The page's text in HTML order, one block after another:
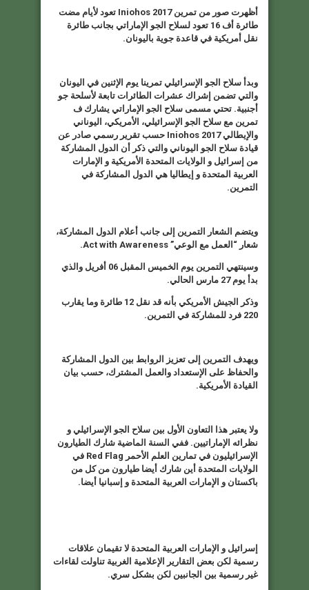
أظهرت صور من تمرين Iniohos 2017
تعود لأيام مضت
طائرة أف 16 تعود لسلاح الجو الإماراتي بجانب طائرة
نقل أمريكية في قاعدة جوية باليونان.
وبدأ سلاح الجو الإسرائيلي تمرينا يوم الإثنين في اليونان
والتي تضمن إشراك عشرات الطائرات تابعة لأسلحة جو
أجنبية. تحتي مسمى سلاح الجو الإماراتي يشارك ف
تمرين مع سلاح الجو الإسرائيلي، الأمريكي، اليوناني
والإيطاليIniohos 2017
حسب تقرير رسمي صادر عن
قيادة سلاح الجو اليوناني والتي ذكر أن الدول المشاركة
من إسرائيل و الولايات المتحدة الأمريكية و الإمارات
العربية المتحدة و إيطاليا هي الدول المشاركة في
التمرين.
ويتضم الشعار التمرين إلى جانب أعلام الدول المشاركة،
شعار “العمل مع الوعي” Act with Awareness.
وسينتهي التمرين يوم الخميس المقبل 06 أفريل والذي
بدأ يوم 27 مارس الحالي
.
وذكر الجيش الأمريكي بأنه قد نقل 12 طائرة وما يقارب
220 فرد للمشاركة في التمرين
.
ويهدف التمرين إلى تعزيز الروابط بين الدول المشاركة
والحفاظ على الإستعداد والعمل المشترك، حسب بيان
القيادة الأمريكية.
ولا يعتبر هذا التعاون الأول بين سلاح الجو الإسرائيلي و
نظرائه الإماراتيين. ففي السنة الماضية شارك الطيارون
الإسرائيليون في تمارين العلم الأحمر
في
الولايات المتحدة أين شارك أيضا طيارون من كل من
باكستان و الإمارات العربية المتحدة و إسبانيا أيضا.
إسرائيل و الإمارات العربية المتحدة لا تقيمان علاقات
رسمية لكن بعض التقارير الإعلامية الغربية تناولت لقاءات
غير رسمية بين الجانبين لكن بشكل سري.